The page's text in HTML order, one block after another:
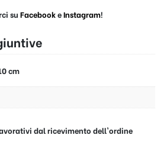
su FacebookeInstagram!
cm
dal ricevimento dell'ordine